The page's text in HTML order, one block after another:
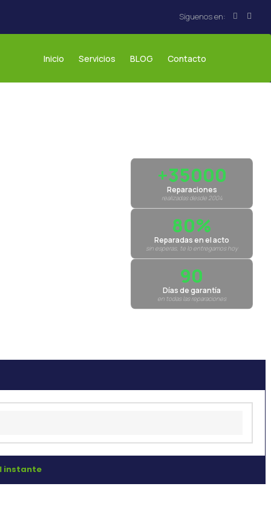
Inicio Servicios BLOG Contacto
+35000
Reparaciones
realizadas desde 2004
80%
Reparadas en el acto
sin esperas, te lo entregamos hoy
90
Días de garantía
en todas las reparaciones
instante